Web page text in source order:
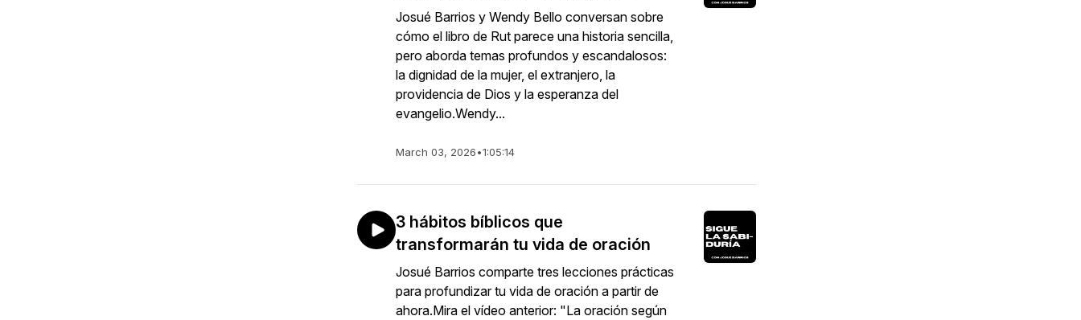
Josué Barrios y Wendy Bello conversan sobre
cómo el libro de Rut parece una historia sencilla,
pero aborda temas profundos y escandalosos:
la dignidad de la mujer, el extranjero, la
providencia de Dios y la esperanza del
evangelio.Wendy...
March 03, 2026•1:05:14
3 hábitos bíblicos que
transformarán tu vida de oración
Josué Barrios comparte tres lecciones prácticas
para profundizar tu vida de oración a partir de
ahora.Mira el vídeo anterior: "La oración según